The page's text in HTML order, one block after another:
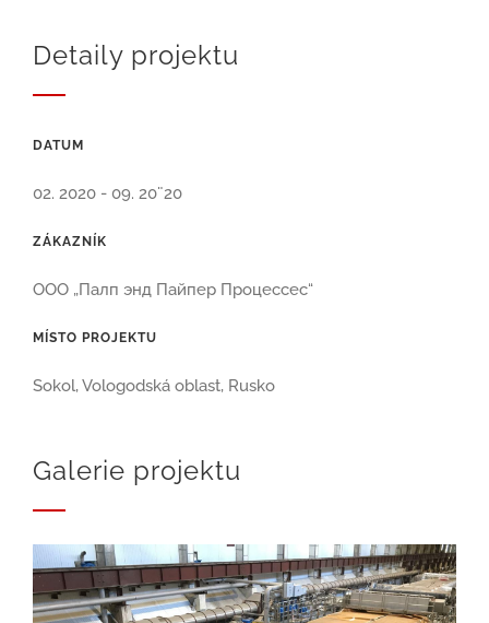
Detaily projektu
DATUM
02. 2020 - 09. 20¨20
ZÁKAZNÍK
ООО „Палп энд Пайпер Процессес“
MÍSTO PROJEKTU
Sokol, Vologodská oblast, Rusko
Galerie projektu